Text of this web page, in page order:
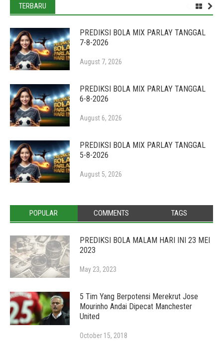
TERBARU
PREDIKSI BOLA MIX PARLAY TANGGAL
7-8-2026
August 7, 2026
PREDIKSI BOLA MIX PARLAY TANGGAL
6-8-2026
August 6, 2026
PREDIKSI BOLA MIX PARLAY TANGGAL
5-8-2026
August 5, 2026
POPULAR COMMENTS TAGS
PREDIKSI BOLA MALAM HARI INI 23 MEI
2023
May 23, 2023
5 Tim Yang Berpotensi Merekrut Jose
Mourinho Andai Dipecat Manchester
United
October 15, 2018